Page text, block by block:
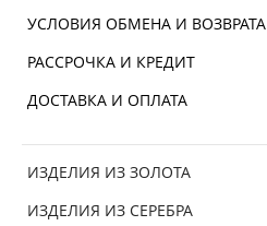
УСЛОВИЯ ОБМЕНА И ВОЗВРАТА
РАССРОЧКА И КРЕДИТ
ДОСТАВКА И ОПЛАТА
ИЗДЕЛИЯ ИЗ ЗОЛОТА
ИЗДЕЛИЯ ИЗ СЕРЕБРА